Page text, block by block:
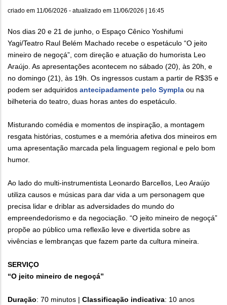
criado em 11/06/2026 - atualizado em 11/06/2026 | 16:45
Nos dias 20 e 21 de junho, o Espaço Cênico Yoshifumi
Yagi/Teatro Raul Belém Machado recebe o espetáculo “O jeito
mineiro de negoçá”, com direção e atuação do humorista Leo
Araújo. As apresentações acontecem no sábado (20), às 20h, e
no domingo (21), às 19h. Os ingressos custam a partir de R$35 e
podem ser adquiridos antecipadamente pelo Sympla ou na
bilheteria do teatro, duas horas antes do espetáculo.
Misturando comédia e momentos de inspiração, a montagem
resgata histórias, costumes e a memória afetiva dos mineiros em
uma apresentação marcada pela linguagem regional e pelo bom
humor.
Ao lado do multi-instrumentista Leonardo Barcellos, Leo Araújo
utiliza causos e músicas para dar vida a um personagem que
precisa lidar e driblar as adversidades do mundo do
empreendedorismo e da negociação. “O jeito mineiro de negoçá”
propõe ao público uma reflexão leve e divertida sobre as
vivências e lembranças que fazem parte da cultura mineira.
SERVIÇO
“O jeito mineiro de negoçá”
Duração: 70 minutos | Classificação indicativa: 10 anos